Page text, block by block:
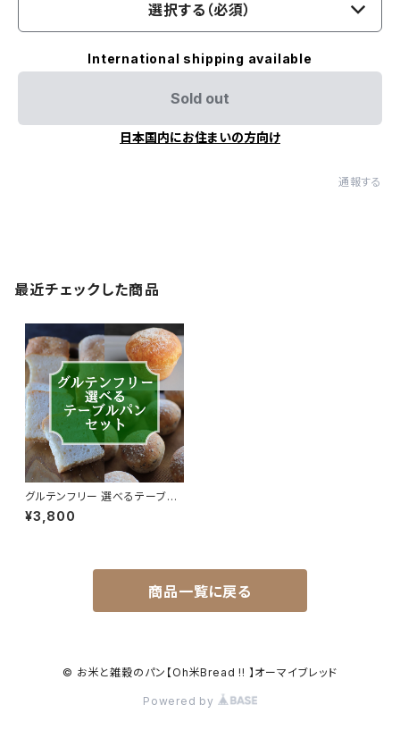
選択する（必須）
International shipping available
Sold out
日本国内にお住まいの方向け
通報する
最近チェックした商品
グルテンフリー 選べるテーブル
パンセット
¥3,800
商品一覧に戻る
© お米と雑穀のパン【Oh米Bread !! 】オーマイブレッド
Powered by